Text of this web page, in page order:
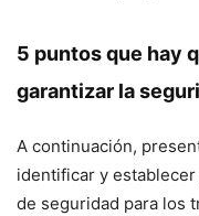
5 puntos que hay
garantizar la
A continuación,
identificar y
de seguridad para los